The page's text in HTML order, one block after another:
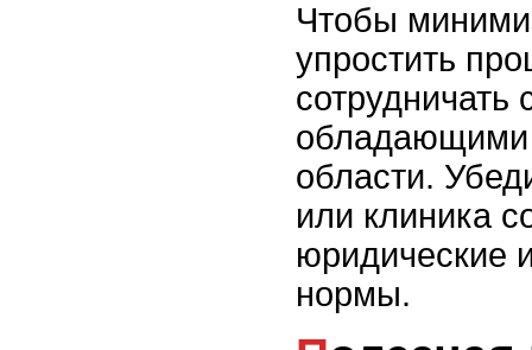
Чтобы
упростить
обладающими
области.
или клиника
юридические
нормы.